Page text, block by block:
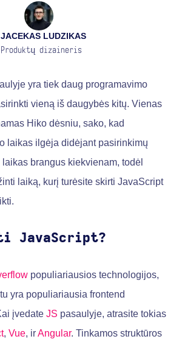
JACEKAS LUDZIKAS
Produktų dizaineris
yra tiek daug programavimo
vieną iš daugybės kitų. Vienas
Hiko dėsniu, sako, kad
laikas ilgėja didėjant pasirinkimų
brangus kiekvienam, todėl
laiką, kurį turėsite skirti JavaScript
JavaScript?
populiariausios technologijos,
yra populiariausia frontend
įvedate JS pasaulyje, atrasite tokias
, Vue, irAngular. Tinkamos struktūros